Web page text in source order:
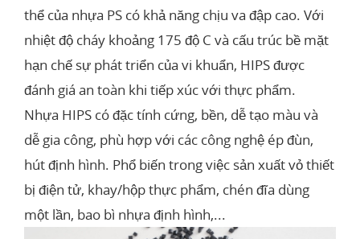
thể của nhựa PS có khả năng chịu va đập cao. Với
nhiệt độ cháy khoảng 175 độ C và cấu trúc bề mặt
hạn chế sự phát triển của vi khuẩn, HIPS được
đánh giá an toàn khi tiếp xúc với thực phẩm.
Nhựa HIPS có đặc tính cứng, bền, dễ tạo màu và
dễ gia công, phù hợp với các công nghệ ép đùn,
hút định hình. Phổ biến trong việc sản xuất vỏ thiết
bị điện tử, khay/hộp thực phẩm, chén đĩa dùng
một lần, bao bì nhựa định hình,...